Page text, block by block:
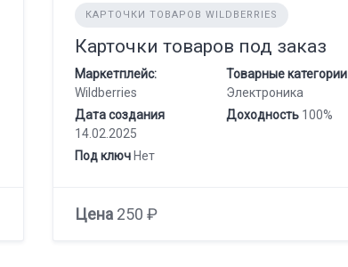
КАРТОЧКИ ТОВАРОВ WILDBERRIES
Карточки товаров под заказ
Маркетплейс:
Wildberries
Товарные категории
Электроника
Дата создания
14.02.2025
Доходность100%
Под ключНет
Цена250 ₽